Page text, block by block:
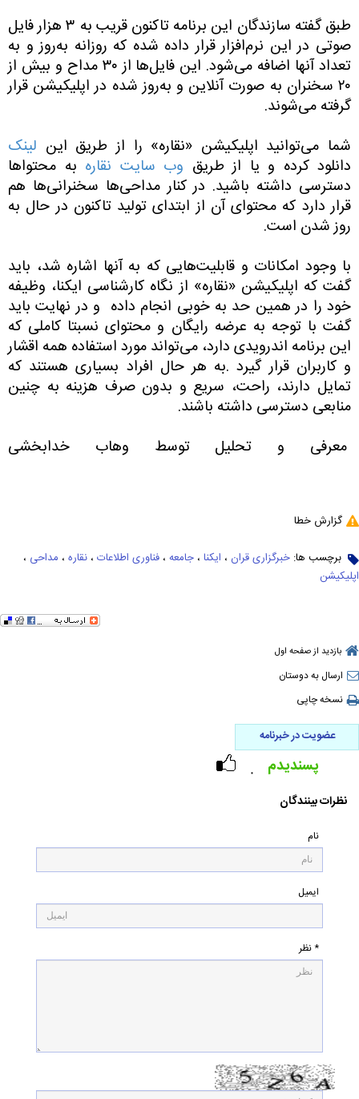
طبق گفته سازندگان این برنامه تاکنون قریب به ۳ هزار فایل
صوتی در این نرم‌افزار قرار داده شده که روزانه به‌روز و به
تعداد آنها اضافه می‌شود. این فایل‌ها از ۳۰ مداح و بیش از
۲۰ سخنران به صورت آنلاین و به‌روز شده در اپلیکیشن قرار
گرفته می‌شوند.
شما می‌توانید اپلیکیشن «نقاره» را از طریق این لینک‌
دانلود کرده و یا از طریق وب سایت نقاره به محتواها
دسترسی داشته باشید. در کنار مداحی‌ها سخنرانی‌ها هم
قرار دارد که محتوای آن از ابتدای تولید تاکنون در حال به
روز شدن است.
‌‌با وجود امکانات و قابلیت‌هایی که به آنها اشاره شد، باید
گفت که اپلیکیشن «نقاره» از نگاه کارشناسی ایکنا، وظیفه
خود را در همین حد به خوبی انجام داده و در نهایت باید
گفت با توجه به عرضه رایگان ‌و محتوای نسبتا کاملی که
این برنامه اندرویدی دارد، می‌تواند مورد استفاده همه اقشار
و کاربران قرار گیرد .به هر حال افراد بسیاری هستند که
تمایل دارند، راحت، سریع و بدون صرف هزینه به چنین
منابعی دسترسی داشته باشند.
معرفی و تحلیل توسط وهاب خدابخشی
گزارش خطا
برچسب ها: خبرگزاری قران ، ایکنا ، جامعه ، فناوری اطلاعات ، نقاره ، مداحی ،
اپلیکیشن
بازدید از صفحه اول
ارسال به دوستان
نسخه چاپی
عضویت در خبرنامه
۰ پسندیدم
نظرات بینندگان
نام
ایمیل
* نظر